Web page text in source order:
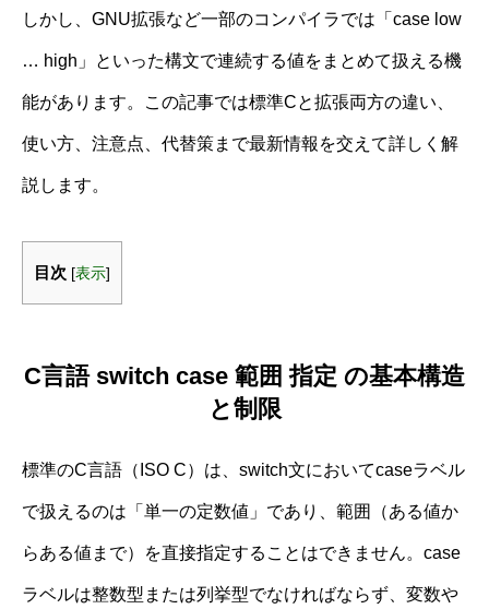
しかし、GNU拡張など一部のコンパイラでは「case low
… high」といった構文で連続する値をまとめて扱える機
能があります。この記事では標準Cと拡張両方の違い、
使い方、注意点、代替策まで最新情報を交えて詳しく解
説します。
目次 [表示]
C言語 switch case 範囲 指定 の基本構造
と制限
標準のC言語（ISO C）は、switch文においてcaseラベル
で扱えるのは「単一の定数値」であり、範囲（ある値か
らある値まで）を直接指定することはできません。case
ラベルは整数型または列挙型でなければならず、変数や